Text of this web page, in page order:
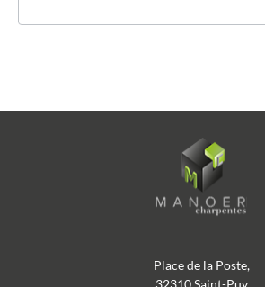
Place de la Poste,
32310 Saint-Puy